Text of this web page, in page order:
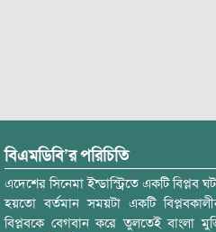
বিএমডিবি’র পরিচিতি
এদেশের সিনেমা ইন্ডাস্ট্রিতে একটি বিপ্লব
হয়তো বর্তমান সময়টা একটি
বিপ্লবকে বেগবান করে তুলতেই বাংলা